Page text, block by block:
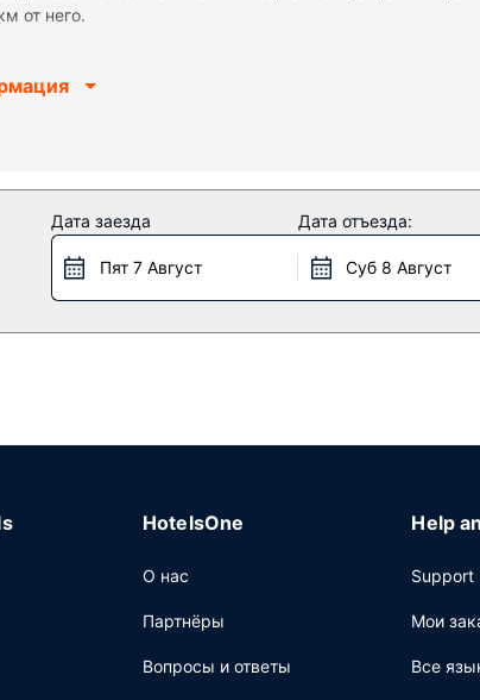
от него.
в одном из 84 номеров. Бесплатный беспроводной
услуги и удобства как бесплатный беспроводной
в ресторан The Harlequin, обслуживающий
Дата заезда
Пят 7 Август
Дата отъезда:
Суб 8 Август
HotelsOne
О нас
Партнёры
Вопросы и ответы
Help
Support
Мои
Все